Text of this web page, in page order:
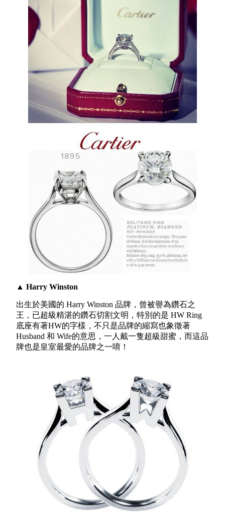
▲ Harry Winston
出生於美國的 Harry Winston 品牌，曾被譽為鑽石之
王，已超級精湛的鑽石切割文明，特別的是 HW Ring
底座有著HW的字樣，不只是品牌的縮寫也象徵著
Husband 和 Wife的意思，一人戴一隻超級甜蜜，而這品
牌也是皇室最愛的品牌之一唷！